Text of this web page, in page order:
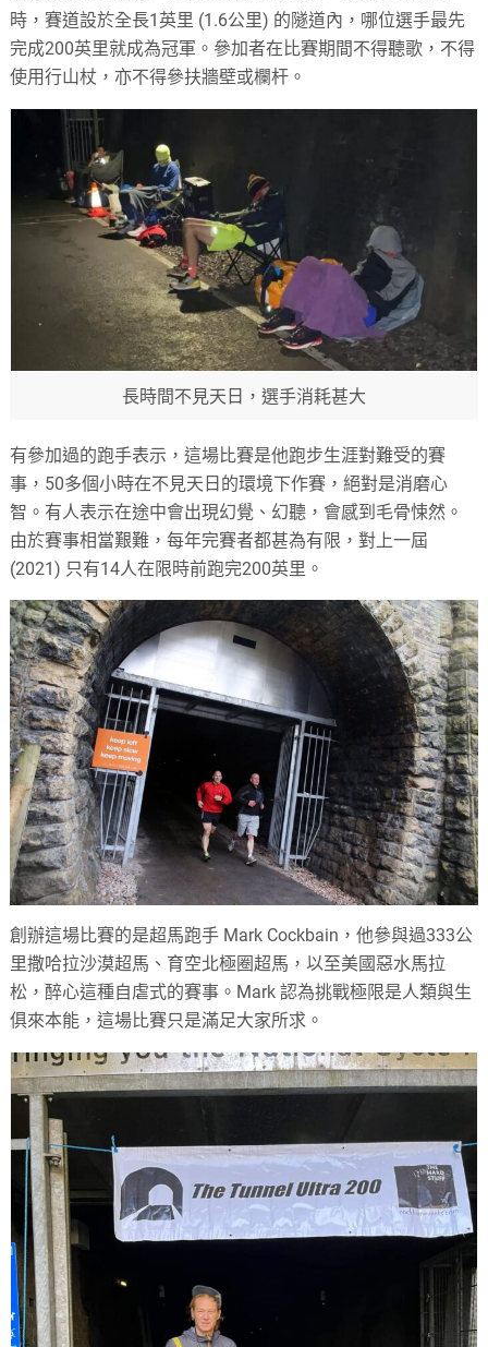
時，賽道設於全長1英里 (1.6公里) 的隧道內，哪位選手最先
完成200英里就成為冠軍。參加者在比賽期間不得聽歌，不得
使用行山杖，亦不得參扶牆壁或欄杆。
長時間不見天日，選手消耗甚大
有參加過的跑手表示，這場比賽是他跑步生涯對難受的賽
事，50多個小時在不見天日的環境下作賽，絕對是消磨心
智。有人表示在途中會出現幻覺、幻聽，會感到毛骨悚然。
由於賽事相當艱難，每年完賽者都甚為有限，對上一屆
(2021) 只有14人在限時前跑完200英里。
創辦這場比賽的是超馬跑手 Mark Cockbain，他參與過333公
里撒哈拉沙漠超馬、育空北極圈超馬，以至美國惡水馬拉
松，醉心這種自虐式的賽事。Mark 認為挑戰極限是人類與生
俱來本能，這場比賽只是滿足大家所求。